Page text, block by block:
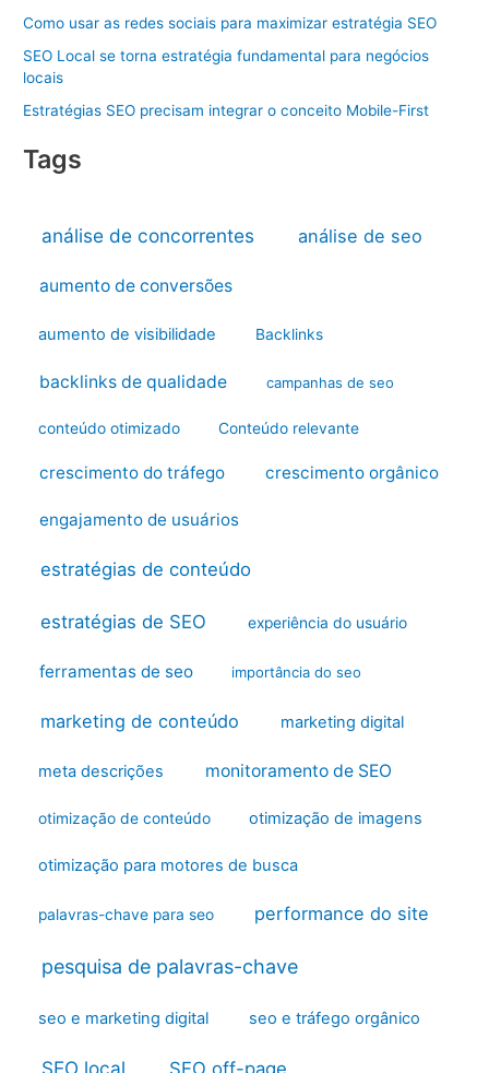
Como usar as redes sociais para maximizar estratégia SEO
SEO Local se torna estratégia fundamental para negócios
locais
Estratégias SEO precisam integrar o conceito Mobile-First
Tags
análise de concorrentes análise de seo
aumento de conversões
aumento de visibilidade Backlinks
backlinks de qualidade campanhas de seo
conteúdo otimizado Conteúdo relevante
crescimento do tráfego crescimento orgânico
engajamento de usuários
estratégias de conteúdo
estratégias de SEO experiência do usuário
ferramentas de seo importância do seo
marketing de conteúdo marketing digital
meta descrições monitoramento de SEO
otimização de conteúdo otimização de imagens
otimização para motores de busca
palavras-chave para seo performance do site
pesquisa de palavras-chave
seo e marketing digital seo e tráfego orgânico
SEO local SEO off-page